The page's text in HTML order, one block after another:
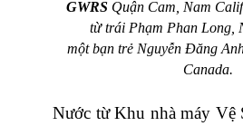
GWRSQuận Cam, Nam
từ trái Phạm Phan Long,
một bạn trẻ Nguyễn Đăng
Canada.
Nước từ Khu nhà máy Vệ